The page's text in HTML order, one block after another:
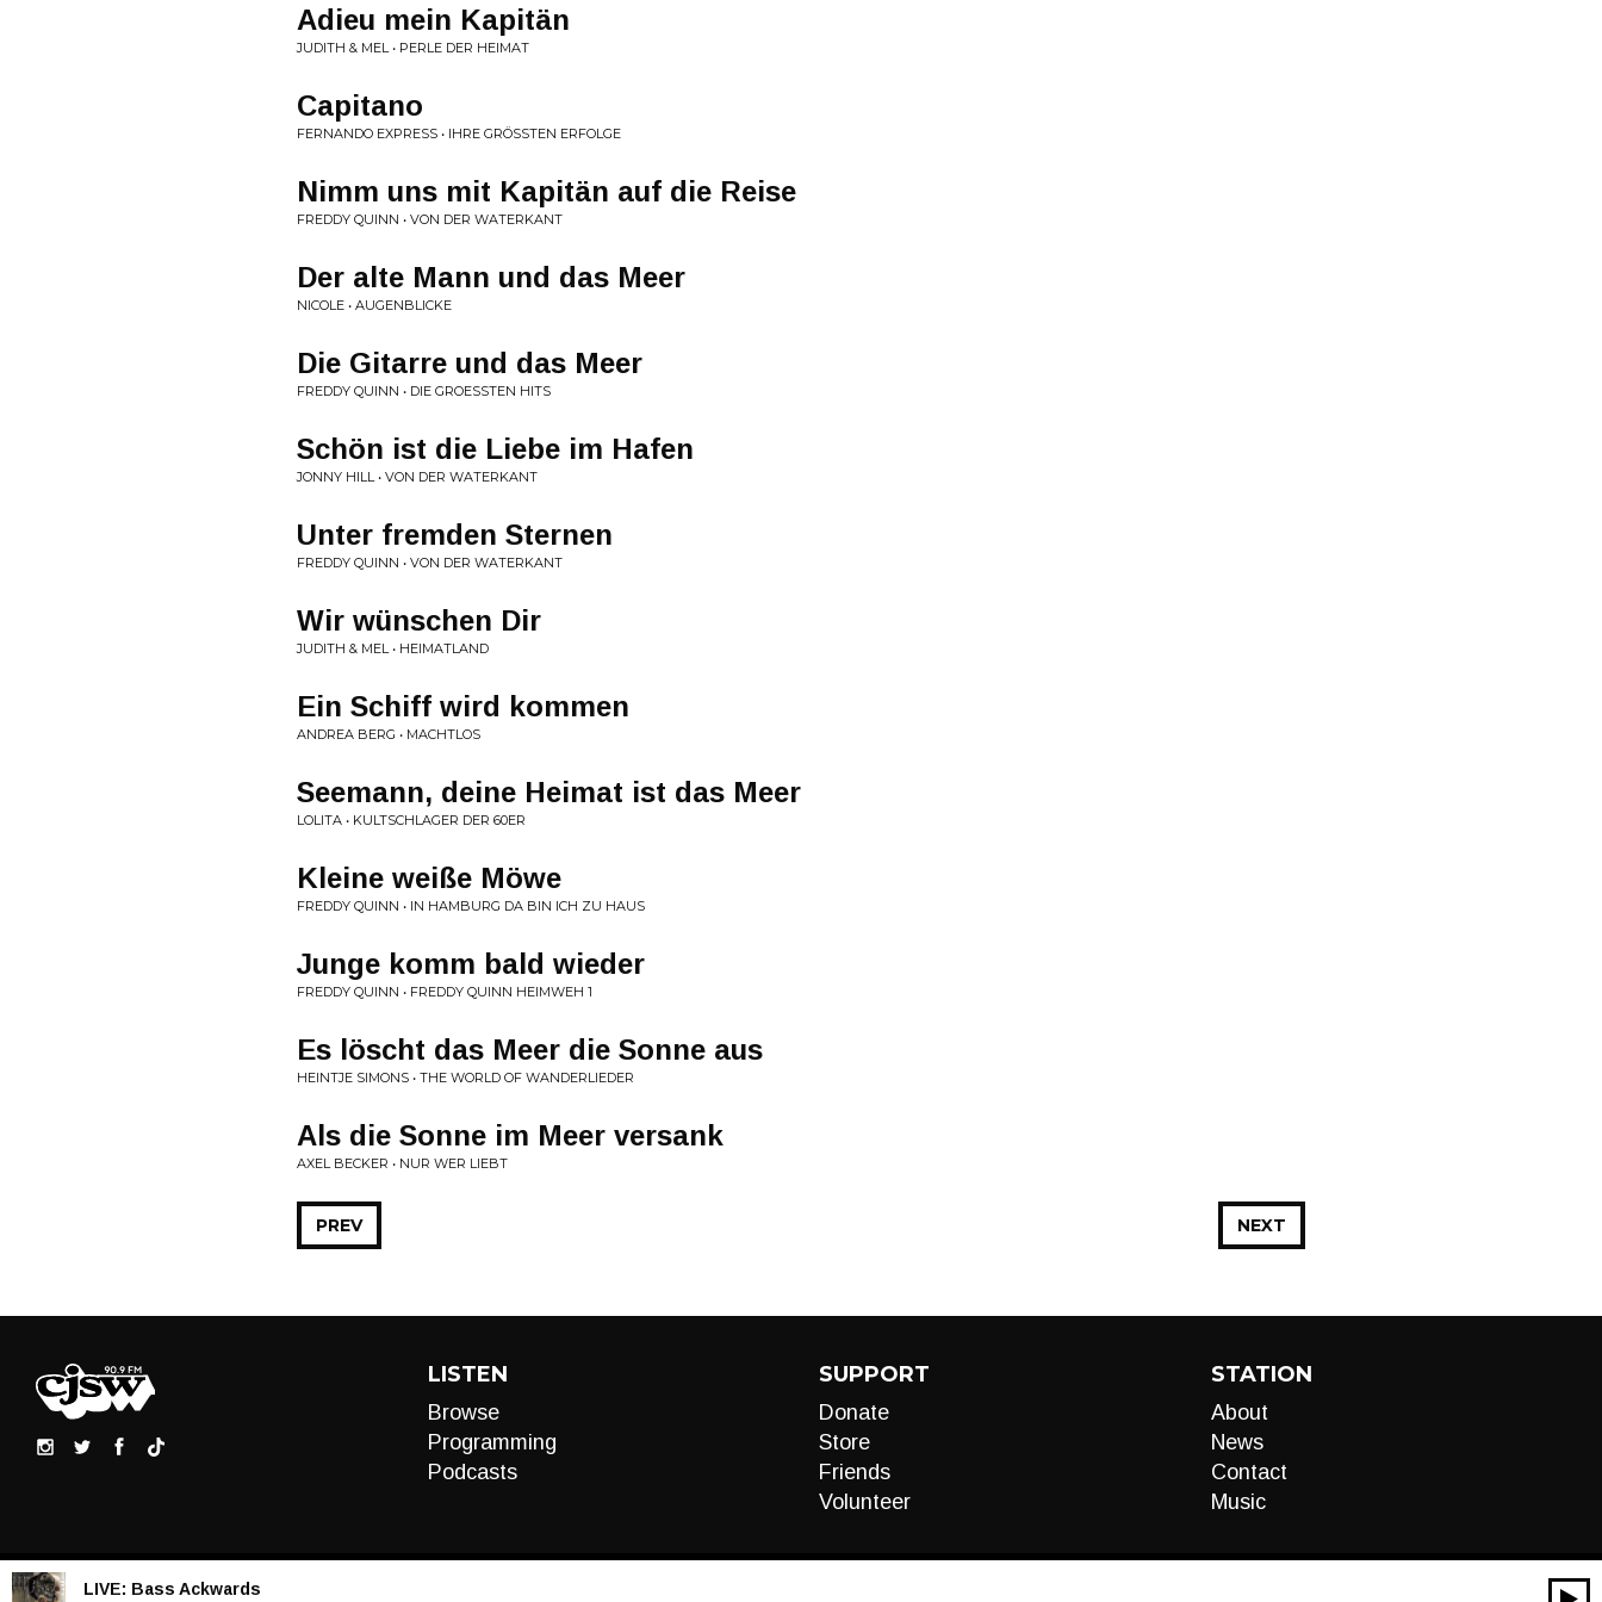
Adieu mein Kapitän
JUDITH & MEL • PERLE DER HEIMAT
Capitano
FERNANDO EXPRESS • IHRE GRÖSSTEN ERFOLGE
Nimm uns mit Kapitän auf die Reise
FREDDY QUINN • VON DER WATERKANT
Der alte Mann und das Meer
NICOLE • AUGENBLICKE
Die Gitarre und das Meer
FREDDY QUINN • DIE GROESSTEN HITS
Schön ist die Liebe im Hafen
JONNY HILL • VON DER WATERKANT
Unter fremden Sternen
FREDDY QUINN • VON DER WATERKANT
Wir wünschen Dir
JUDITH & MEL • HEIMATLAND
Ein Schiff wird kommen
ANDREA BERG • MACHTLOS
Seemann, deine Heimat ist das Meer
LOLITA • KULTSCHLAGER DER 60ER
Kleine weiße Möwe
FREDDY QUINN • IN HAMBURG DA BIN ICH ZU HAUS
Junge komm bald wieder
FREDDY QUINN • FREDDY QUINN HEIMWEH 1
Es löscht das Meer die Sonne aus
HEINTJE SIMONS • THE WORLD OF WANDERLIEDER
Als die Sonne im Meer versank
AXEL BECKER • NUR WER LIEBT
NEXT
PREV
LISTEN
Browse
Programming
Podcasts
SUPPORT
Donate
Store
Friends
Volunteer
STATION
About
News
Contact
Music
LIVE: Bass Ackwards